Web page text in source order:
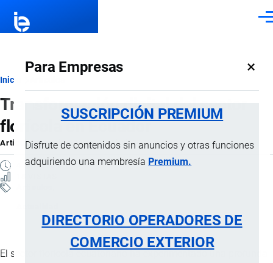
Para Empresas ×
SUSCRIPCIÓN PREMIUM
Disfrute de contenidos sin anuncios y otras funciones
adquiriendo una membresía Premium.
DIRECTORIO OPERADORES DE
COMERCIO EXTERIOR
Ruta
de
navegación
Inicio
Transformación digital del sector
florícola en Ecuador
ArtículoporJaime Mise, 22 Abril, 2026
4 MINUTOS
El sector florícola ecuatoriano ha experimentado una profunda